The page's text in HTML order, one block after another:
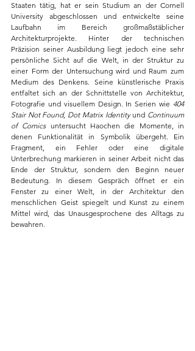
Staaten tätig, hat er sein Studium an der Cornell
University abgeschlossen und entwickelte seine
Laufbahn im Bereich großmaßstäblicher
Architekturprojekte. Hinter der technischen
Präzision seiner Ausbildung liegt jedoch eine sehr
persönliche Sicht auf die Welt, in der Struktur zu
einer Form der Untersuchung wird und Raum zum
Medium des Denkens. Seine künstlerische Praxis
entfaltet sich an der Schnittstelle von Architektur,
Fotografie und visuellem Design. In Serien wie 404
Stair Not Found, Dot Matrix Identity und Continuum
of Comics untersucht Haochen die Momente, in
denen Funktionalität in Symbolik übergeht. Ein
Fragment, ein Fehler oder eine digitale
Unterbrechung markieren in seiner Arbeit nicht das
Ende der Struktur, sondern den Beginn neuer
Bedeutung. In diesem Gespräch öffnet er ein
Fenster zu einer Welt, in der Architektur den
menschlichen Geist spiegelt und Kunst zu einem
Mittel wird, das Unausgesprochene des Alltags zu
bewahren.